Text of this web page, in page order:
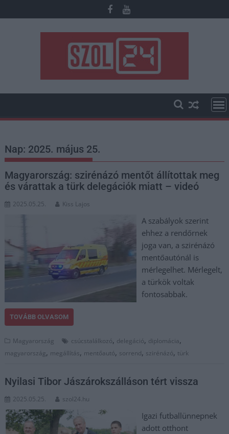
to
Nap: 2025. május 25.
Magyarország: szirénázó mentőt állítottak meg
és várattak a türk delegációk miatt – videó
2025.05.25. Kiss Lajos
A szabályok szerint
ehhez a rendőrnek
joga van, a szirénázó
mentőautónál is
mérlegelhet. Mérlegelt,
a türkök voltak
fontosabbak.
TOVÁBB OLVASOM
Magyarország csúcstalálkozó, delegáció, diplomácia,
magyarország, megállítás, mentőautó, sorrend, szirénázó, türk
Nyilasi Tibor Jászárokszálláson tért vissza
2025.05.25. szol24.hu
Igazi futballünnepnek
adott otthont